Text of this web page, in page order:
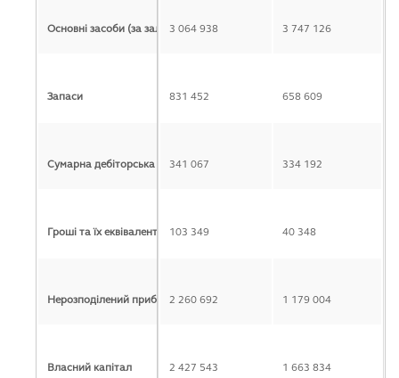
3 064 938 3 747 126
831 452 658 609
341 067 334 192
103 349 40 348
2 260 692 1 179 004
2 427 543 1 663 834
Основні засоби (за залишковою вартістю)
Запаси
Сумарна дебіторська заборгованість
Гроші та їх еквіваленти
Нерозподілений прибуток (непокритий збиток)
Власний капітал